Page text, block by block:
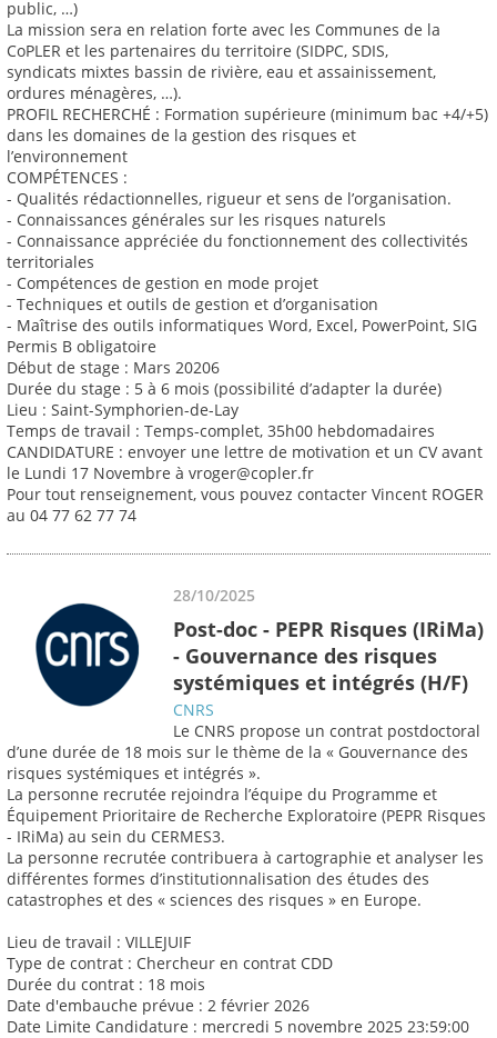
public, …)
La mission sera en relation forte avec les Communes de la
CoPLER et les partenaires du territoire (SIDPC, SDIS,
syndicats mixtes bassin de rivière, eau et assainissement,
ordures ménagères, …).
PROFIL RECHERCHÉ : Formation supérieure (minimum bac +4/+5)
dans les domaines de la gestion des risques et
l’environnement
COMPÉTENCES :
- Qualités rédactionnelles, rigueur et sens de l’organisation.
- Connaissances générales sur les risques naturels
- Connaissance appréciée du fonctionnement des collectivités
territoriales
- Compétences de gestion en mode projet
- Techniques et outils de gestion et d’organisation
- Maîtrise des outils informatiques Word, Excel, PowerPoint, SIG
Permis B obligatoire
Début de stage : Mars 20206
Durée du stage : 5 à 6 mois (possibilité d’adapter la durée)
Lieu : Saint-Symphorien-de-Lay
Temps de travail : Temps-complet, 35h00 hebdomadaires
CANDIDATURE : envoyer une lettre de motivation et un CV avant
le Lundi 17 Novembre à vroger@copler.fr
Pour tout renseignement, vous pouvez contacter Vincent ROGER
au 04 77 62 77 74
28/10/2025
Post-doc - PEPR Risques (IRiMa)
- Gouvernance des risques
systémiques et intégrés (H/F)
CNRS
Le CNRS propose un contrat postdoctoral
d’une durée de 18 mois sur le thème de la « Gouvernance des
risques systémiques et intégrés ».
La personne recrutée rejoindra l’équipe du Programme et
Équipement Prioritaire de Recherche Exploratoire (PEPR Risques
- IRiMa) au sein du CERMES3.
La personne recrutée contribuera à cartographie et analyser les
différentes formes d’institutionnalisation des études des
catastrophes et des « sciences des risques » en Europe.
Lieu de travail : VILLEJUIF
Type de contrat : Chercheur en contrat CDD
Durée du contrat : 18 mois
Date d'embauche prévue : 2 février 2026
Date Limite Candidature : mercredi 5 novembre 2025 23:59:00